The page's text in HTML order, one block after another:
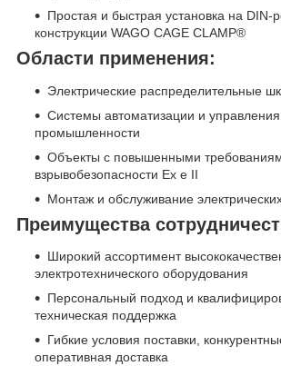
Простая и быстрая установка на DIN-
конструкции WAGO CAGE CLAMP®
Области применения:
Электрические распределительные
Системы автоматизации и
промышленности
Объекты с повышенными
взрывобезопасности Ex e II
Монтаж и обслуживание
Преимущества
Широкий ассортимент
электротехнического оборудования
Персональный подход и
техническая поддержка
Гибкие условия поставки,
оперативная доставка